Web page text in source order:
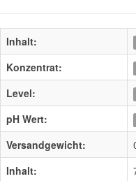
Inhalt:
Konzentrat:
Level:
pH Wert:
Versandgewicht:
Inhalt: